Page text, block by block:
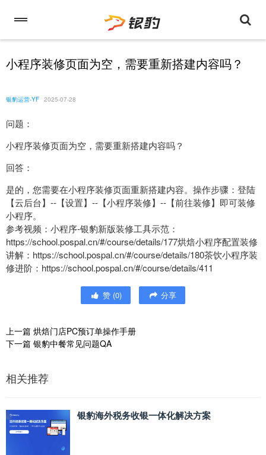
小程序装修页面为空，需要重新搭建内容吗？
银豹运营-YF 2025-07-28
问题：
小程序装修页面为空，需要重新搭建内容吗？
回答：
是的，您需要在小程序装修页面重新搭建内容。操作步骤：登陆
【云后台】--【设置】--【小程序装修】--【前往装修】即可装修
小程序。
参考视频：小程序-银豹新版装修工具示范：
https://school.pospal.cn/#/course/details/177烘焙小程序配置装修
讲解：https://school.pospal.cn/#/course/details/180茶饮小程序装
修进阶：https://school.pospal.cn/#/course/details/411
赞 (0) 分享
上一篇 烘焙门店PC预订单操作手册
下一篇 银豹中餐常见问题QA
相关推荐
银豹海外税务收银一体化解决方案